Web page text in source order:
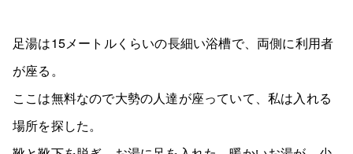
足湯は15メートルくらいの長細い浴槽で、両側に利用者
が座る。
ここは無料なので大勢の人達が座っていて、私は入れる
場所を探した。